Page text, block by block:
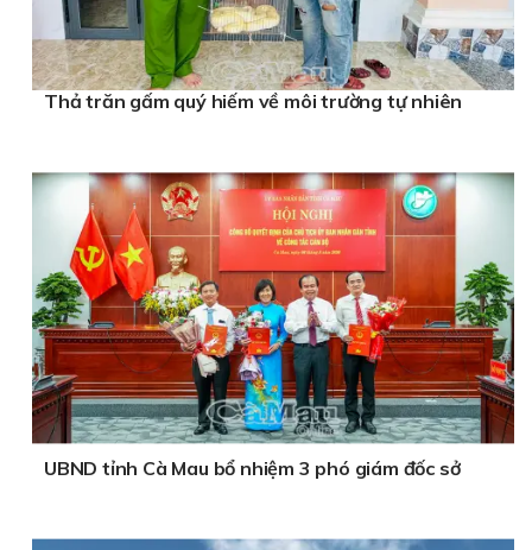
Thả trăn gấm quý hiếm về môi trường tự nhiên
UBND tỉnh Cà Mau bổ nhiệm 3 phó giám đốc sở